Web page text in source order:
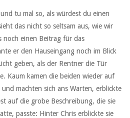
tu mal so, als würdest du einen
das nicht so seltsam aus, wie wir
noch einen Beitrag für das
er den Hauseingang noch im Blick
geben, als der Rentner die Tür
Kaum kamen die beiden wieder auf
machten sich ans Warten, erblickte
auf die grobe Beschreibung, die sie
passte: Hinter Chris erblickte sie